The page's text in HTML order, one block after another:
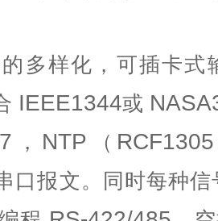
多样化，可插卡式
IEEE1344或
， NTP （ RCF1305
口报文。同时每种